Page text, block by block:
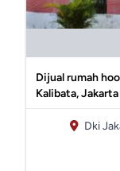
Dijual rumah
Kalibata,
Dki